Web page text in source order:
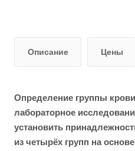
Описание Цены
Определение группы
лабораторное
установить
из четырёх групп на